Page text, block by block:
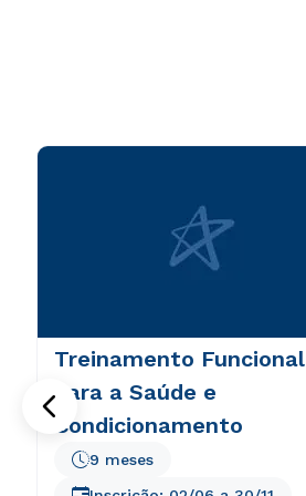
Treinamento Funcional
para a Saúde e
Condicionamento
9 meses